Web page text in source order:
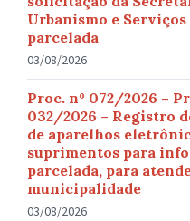
Urbanismo e
parcelada
03/08/2026
Proc. nº 072/2026 –
032/2026 – Registro
de aparelhos
suprimentos para
parcelada, para
municipalidade
03/08/2026